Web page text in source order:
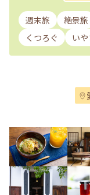
週末旅 絶景旅
くつろぐ
い